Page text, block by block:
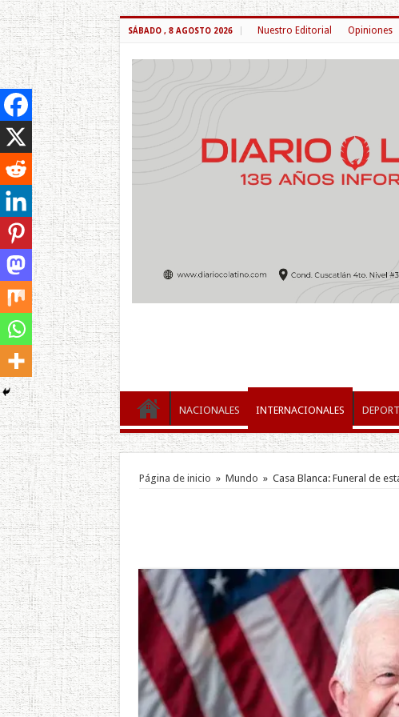
SÁBADO , 8 AGOSTO 2026 Nuestro Editorial Opiniones
NACIONALES INTERNACIONALES
Página de inicio » Mundo » Casa Blanca: Funeral de